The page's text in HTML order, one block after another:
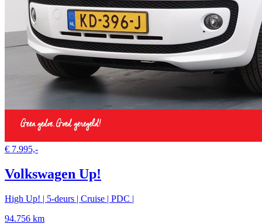
€ 7.995,-
Volkswagen Up!
High Up! | 5-deurs | Cruise | PDC |
94.756 km